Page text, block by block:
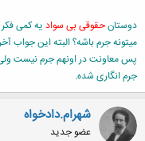
دوستانحقوقی بی سواد یه کمی
میتونه جرم باشه؟ البته این
جرم انگاری شده.
شهرام.دادخواه
عضو جدید